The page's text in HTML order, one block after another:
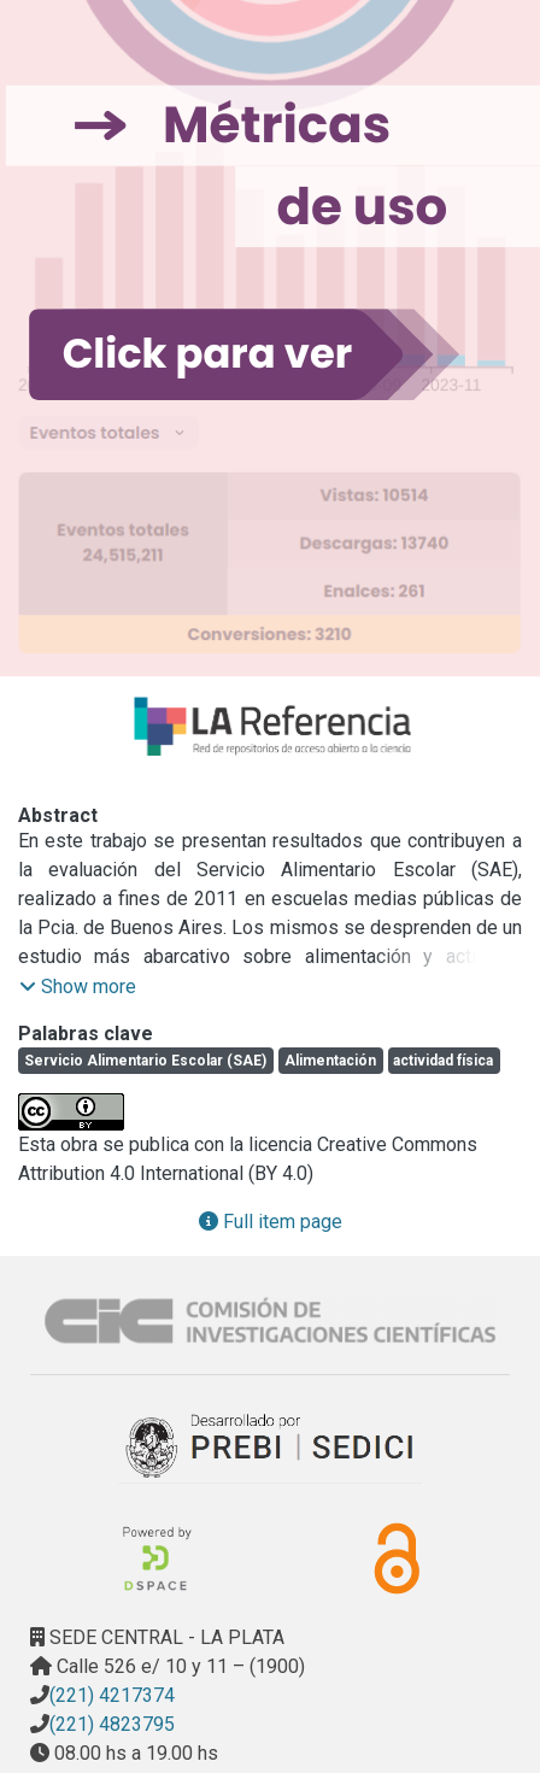
Abstract
En este trabajo se presentan resultados que contribuyen a
la evaluación del Servicio Alimentario Escolar (SAE),
realizado a fines de 2011 en escuelas medias públicas de
la Pcia. de Buenos Aires. Los mismos se desprenden de un
estudio más abarcativo sobre alimentación y actividad
física en jóvenes escolarizados que tuvo como un objetivo
del servicio alimentario escolar por parte de los
destinatarios directos. Más allá de las particularidades y
problemáticas que presenta la alimentación en el período
de la adolescencia, las dimensiones del derecho a la
alimentación constituyen un marco de referencia
insoslayable y por tanto, las mismas, serán utilizadas para
analizar los resultados y realizar propuestas. En esta
escuelas, recuperando sus percepciones acerca de
aspectos sustantivos ligados a las características del
el funcionamiento general del servicio, la oferta diaria, el
uso del servicio por parte de los alumnos y razones; el tipo
de comidas, las valoraciones sobre las mismas y razones,
estrategias dirigidas a atender problemáticas derivadas de
su implementación en el contexto escolar, las propuestas
de mejora y la realización de acciones complementarias
Show more
Palabras clave
Servicio Alimentario Escolar (SAE) Alimentación actividad física
Esta obra se publica con la licencia Creative Commons
Attribution 4.0 International (BY 4.0)
Full item page
SEDE CENTRAL - LA PLATA
Calle 526 e/ 10 y 11 – (1900)
(221) 4217374
(221) 4823795
08.00 hs a 19.00 hs